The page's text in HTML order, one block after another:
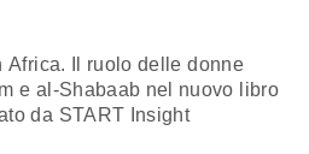
Africa. Il ruolo delle donne
e al-Shabaab nel nuovo libro
da START Insight